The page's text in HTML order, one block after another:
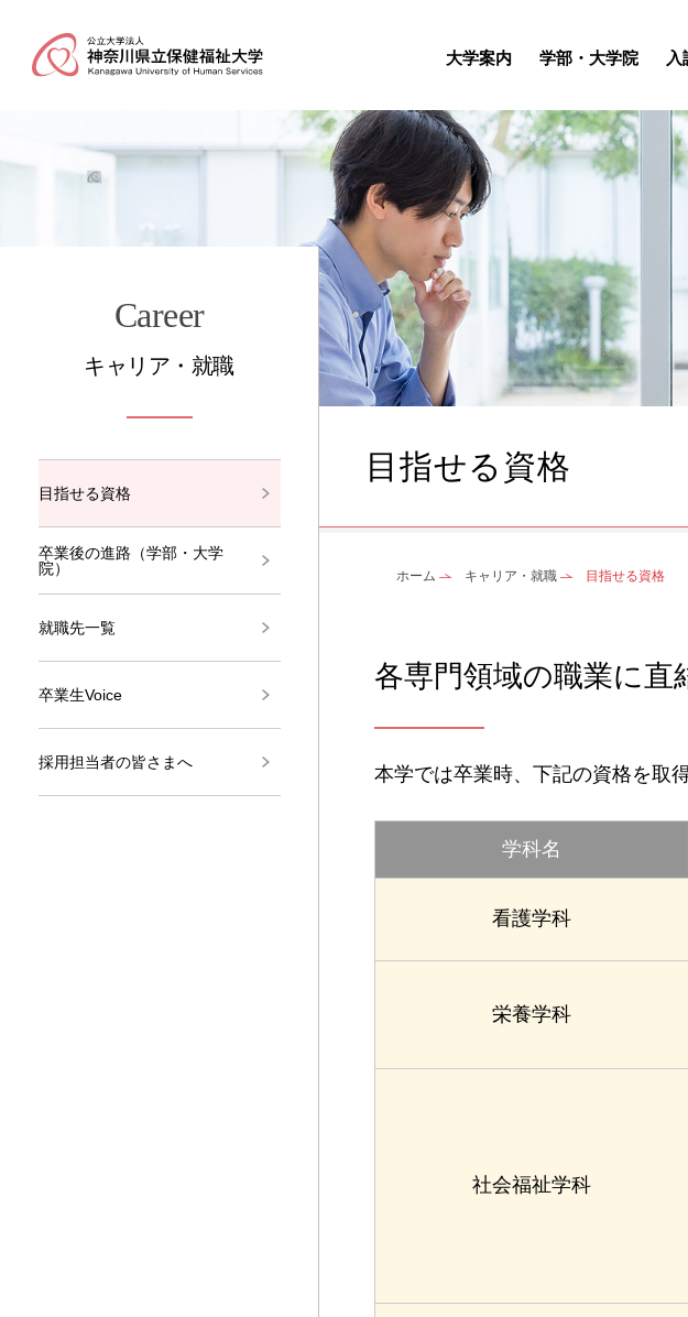
大学案内 学部・大学院 入
Career
キャリア・就職
目指せる資格
卒業後の進路（学部・大学
院）
就職先一覧
卒業生Voice
採用担当者の皆さまへ
目指せる資格
ホーム キャリア・就職 目指せる資格
各専門領域の職業に直
本学では卒業時、下記の資格を取
学科名
看護学科
栄養学科
社会福祉学科